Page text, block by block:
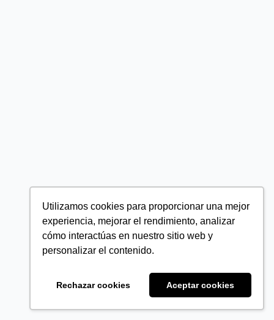
Utilizamos cookies para proporcionar una mejor
experiencia, mejorar el rendimiento, analizar
cómo interactúas en nuestro sitio web y
personalizar el contenido.
Rechazar cookies Aceptar cookies